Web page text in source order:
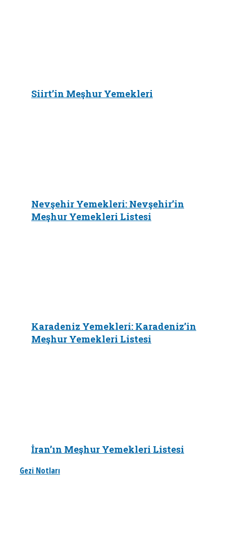
Siirt’in Meşhur Yemekleri
Nevşehir Yemekleri: Nevşehir’in
Meşhur Yemekleri Listesi
Karadeniz Yemekleri: Karadeniz’in
Meşhur Yemekleri Listesi
İran’ın Meşhur Yemekleri Listesi
Gezi Notları